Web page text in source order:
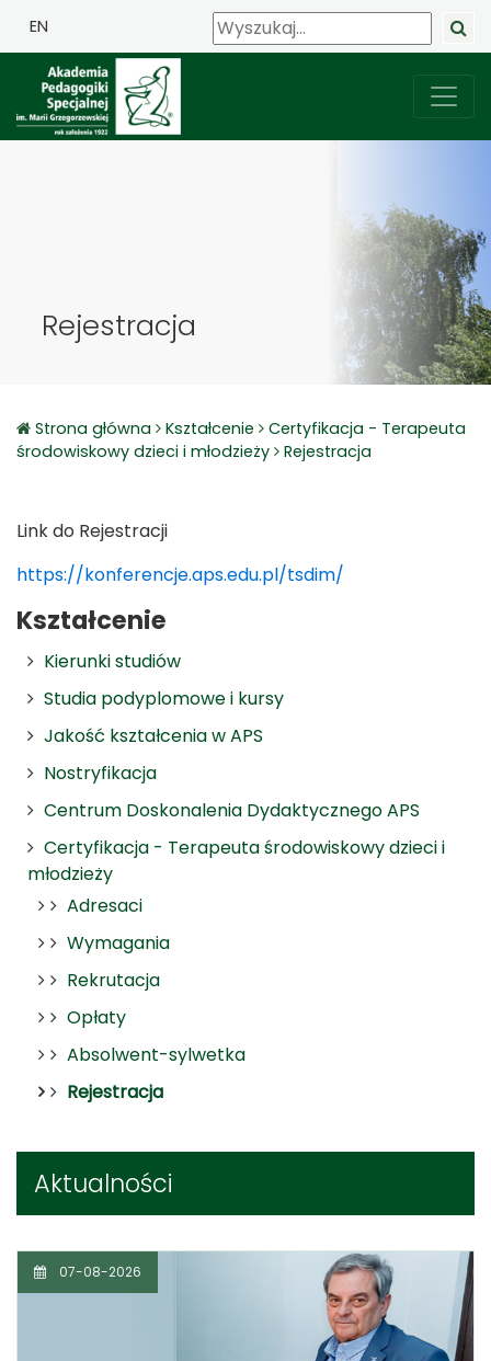
EN
Rejestracja
Strona główna Kształcenie
Certyfikacja - Terapeuta
środowiskowy dzieci i młodzieży
Rejestracja
Kształcenie
Kierunki studiów
Studia podyplomowe i kursy
Jakość kształcenia w APS
Nostryfikacja
Centrum Doskonalenia Dydaktycznego APS
Certyfikacja - Terapeuta środowiskowy dzieci i
młodzieży
Adresaci
Wymagania
Rekrutacja
Opłaty
Absolwent-sylwetka
Rejestracja
Aktualności
07-08-2026
Link do Rejestracji
https://konferencje.aps.edu.pl/tsdim/